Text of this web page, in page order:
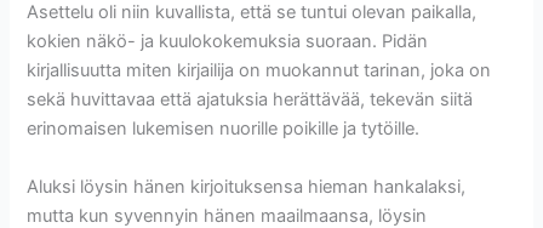
Asettelu oli niin kuvallista, että se tuntui olevan paikalla,
kokien näkö- ja kuulokokemuksia suoraan. Pidän
kirjallisuutta miten kirjailija on muokannut tarinan, joka on
sekä huvittavaa että ajatuksia herättävää, tekevän siitä
erinomaisen lukemisen nuorille poikille ja tytöille.
Aluksi löysin hänen kirjoituksensa hieman hankalaksi,
mutta kun syvennyin hänen maailmaansa, löysin